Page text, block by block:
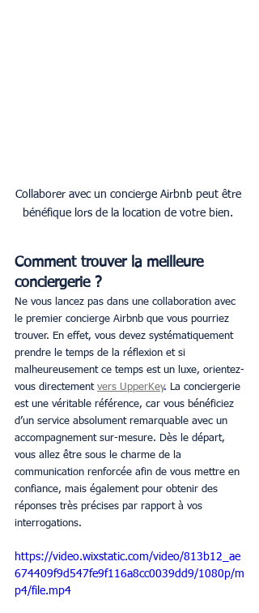
Collaborer avec un concierge Airbnb peut être
bénéfique lors de la location de votre bien.
Comment trouver la meilleure
conciergerie ?
Ne vous lancez pas dans une collaboration avec
le premier concierge Airbnb que vous pourriez
trouver. En effet, vous devez systématiquement
prendre le temps de la réflexion et si
malheureusement ce temps est un luxe, orientez-
vous directement vers UpperKey. La conciergerie
est une véritable référence, car vous bénéficiez
d’un service absolument remarquable avec un
accompagnement sur-mesure. Dès le départ,
vous allez être sous le charme de la
communication renforcée afin de vous mettre en
confiance, mais également pour obtenir des
réponses très précises par rapport à vos
interrogations.
https://video.wixstatic.com/video/813b12_ae
674409f9d547fe9f116a8cc0039dd9/1080p/m
p4/file.mp4